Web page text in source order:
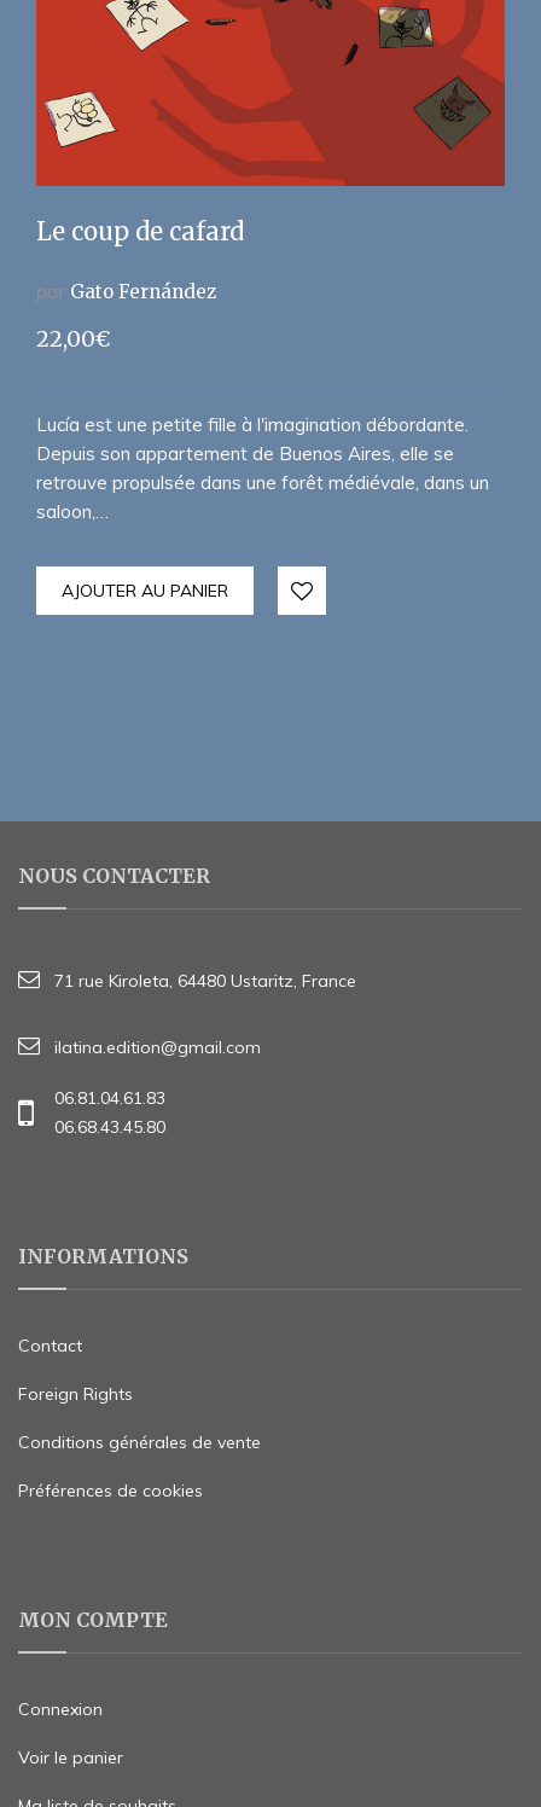
Le coup de cafard
par Gato Fernández
22,00€
Lucía est une petite fille à l'imagination débordante.
Depuis son appartement de Buenos Aires, elle se
retrouve propulsée dans une forêt médiévale, dans un
saloon,…
AJOUTER AU PANIER
NOUS CONTACTER
71 rue Kiroleta, 64480 Ustaritz, France
ilatina.edition@gmail.com
06.81.04.61.83
06.68.43.45.80
INFORMATIONS
Contact
Foreign Rights
Conditions générales de vente
Préférences de cookies
MON COMPTE
Connexion
Voir le panier